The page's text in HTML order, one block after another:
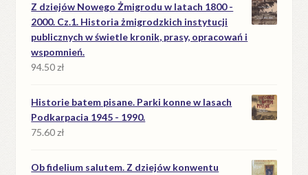
Z dziejów Nowego Żmigrodu w latach 1800 -
2000. Cz.1. Historia żmigrodzkich instytucji
publicznych w świetle kronik, prasy, opracowań i
wspomnień.
94.50zł
Historie batem pisane. Parki konne w lasach
Podkarpacia 1945 - 1990.
75.60zł
Ob fidelium salutem. Z dziejów konwentu